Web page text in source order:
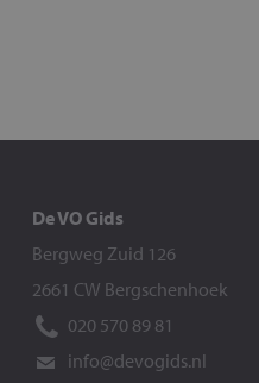
De VO Gids
Bergweg Zuid 126
2661 CW Bergschenhoek
020 570 89 81
info@devogids.nl